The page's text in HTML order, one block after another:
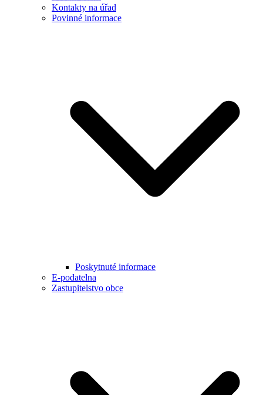
Kontakty na úřad
Povinné informace
Poskytnuté informace
E-podatelna
Zastupitelstvo obce